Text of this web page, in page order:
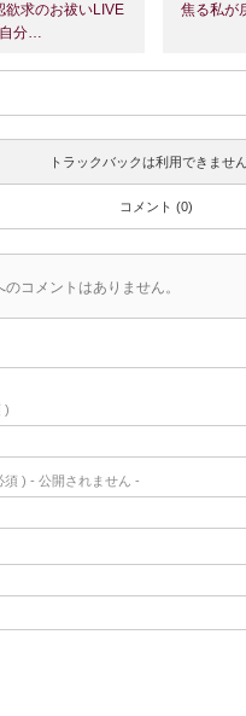
欲求のお祓いLIVE
分…
焦る私が
トラックバックは利用できません
コメント (0)
のコメントはありません。
)
須 ) - 公開されません -